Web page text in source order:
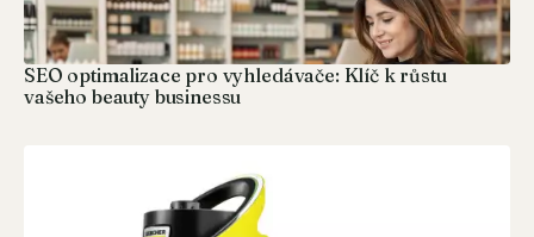
SEO optimalizace pro vyhledávače: Klíč k růstu
vašeho beauty businessu